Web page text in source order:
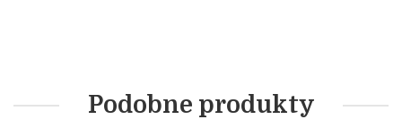
Podobne produkty